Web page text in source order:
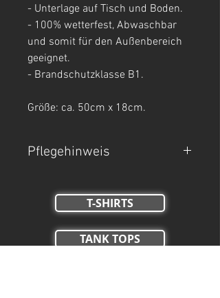
- Unterlage auf Tisch und Boden.
- 100% wetterfest, Abwaschbar
und somit für den Außenbereich
geeignet.
- Brandschutzklasse B1.
Größe: ca. 50cm x 18cm.
Pflegehinweis
T-SHIRTS
TANK TOPS